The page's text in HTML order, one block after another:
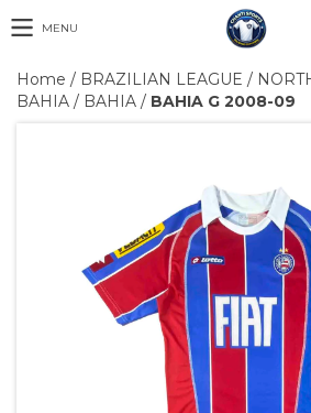
MENU
Home / BRAZILIAN LEAGUE /
BAHIA / BAHIA / BAHIA G 2008-09